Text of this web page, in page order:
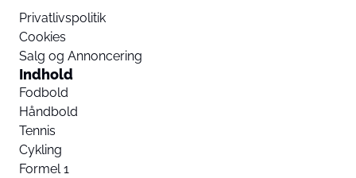
Privatlivspolitik
Cookies
Salg og Annoncering
Indhold
Fodbold
Håndbold
Tennis
Cykling
Formel 1